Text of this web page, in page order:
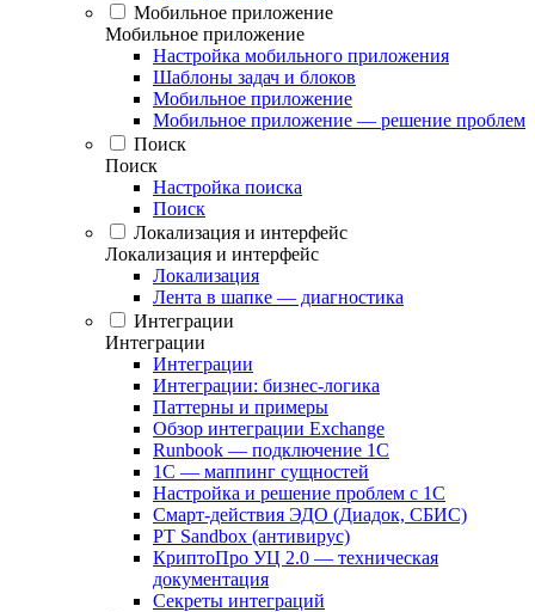
Мобильное приложение
Мобильное приложение
Настройка мобильного приложения
Шаблоны задач и блоков
Мобильное приложение
Мобильное приложение — решение проблем
Поиск
Поиск
Настройка поиска
Поиск
Локализация и интерфейс
Локализация и интерфейс
Локализация
Лента в шапке — диагностика
Интеграции
Интеграции
Интеграции
Интеграции: бизнес-логика
Паттерны и примеры
Обзор интеграции Exchange
Runbook — подключение 1С
1С — маппинг сущностей
Настройка и решение проблем с 1С
Смарт-действия ЭДО (Диадок, СБИС)
PT Sandbox (антивирус)
КриптоПро УЦ 2.0 — техническая
документация
Секреты интеграций